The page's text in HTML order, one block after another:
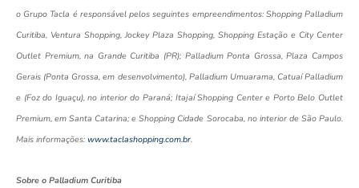
o Grupo Tacla é responsável pelos seguintes empreendimentos: Shopping Palladium
Curitiba, Ventura Shopping, Jockey Plaza Shopping, Shopping Estação e City Center
Outlet Premium, na Grande Curitiba (PR); Palladium Ponta Grossa, Plaza Campos
Gerais (Ponta Grossa, em desenvolvimento), Palladium Umuarama, Catuaí Palladium
e (Foz do Iguaçu), no interior do Paraná; Itajaí Shopping Center e Porto Belo Outlet
Premium, em Santa Catarina; e Shopping Cidade Sorocaba, no interior de São Paulo.
Mais informações: www.taclashopping.com.br.
Sobre o Palladium Curitiba